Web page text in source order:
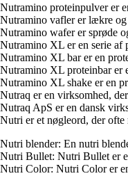
Nutramino proteinpulver er
Nutramino vafler er lækre og
Nutramino wafer er sprøde
Nutramino XL er en serie af
Nutramino XL bar er en
Nutramino XL proteinbar er
Nutramino XL shake er en
Nutraq er en virksomhed,
Nutraq ApS er en dansk
Nutri er et nøgleord, der
Nutri blender: En nutri
Nutri Bullet: Nutri Bullet er
Nutri Color: Nutri Color er